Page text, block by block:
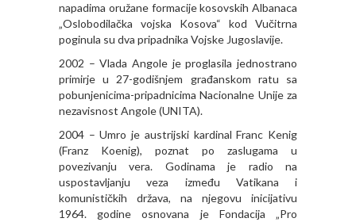
napadima oružane formacije kosovskih Albanaca
„Oslobodilačka vojska Kosova“ kod Vučitrna
poginula su dva pripadnika Vojske Jugoslavije.
2002 – Vlada Angole je proglasila jednostrano
primirje u 27-godišnjem građanskom ratu sa
pobunjenicima-pripadnicima Nacionalne Unije za
nezavisnost Angole (UNITA).
2004 – Umro je austrijski kardinal Franc Kenig
(Franz Koenig), poznat po zaslugama u
povezivanju vera. Godinama je radio na
uspostavljanju veza između Vatikana i
komunističkih država, na njegovu inicijativu
1964. godine osnovana je Fondacija „Pro